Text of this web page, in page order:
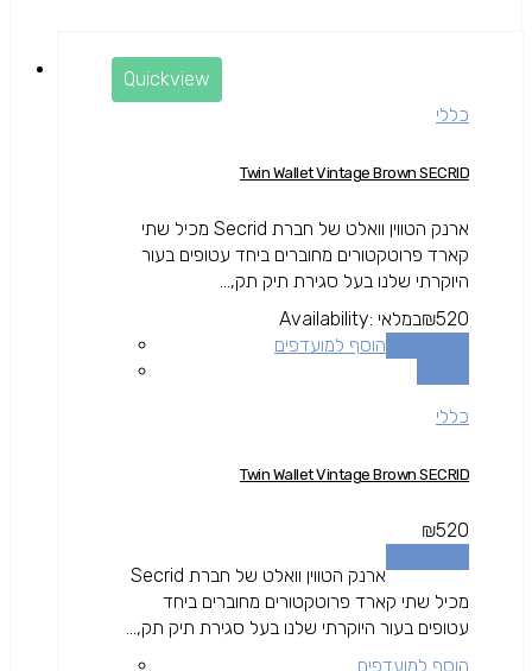
Quickview
כללי
Twin Wallet Vintage Brown SECRID
ארנק הטווין וואלט של חברת Secrid מכיל שתי
קארד פרוטקטורים מחוברים ביחד עטופים בעור
היוקרתי שלנו בעל סגירת תיק תק,...
₪520
Availability: במלאי
הוסף למועדפים
כללי
Twin Wallet Vintage Brown SECRID
₪520
ארנק הטווין וואלט של חברת Secrid
מכיל שתי קארד פרוטקטורים מחוברים ביחד
עטופים בעור היוקרתי שלנו בעל סגירת תיק תק,...
הוסף למועדפים